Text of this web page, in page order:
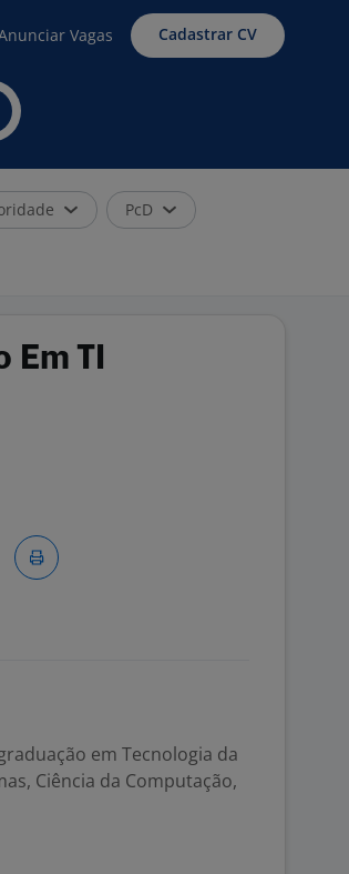
Vagas Cadastrar CV
PcD
Em TI
em Tecnologia da
Ciência da Computação,